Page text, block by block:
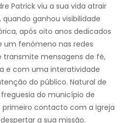
Patrick viu a sua vida atrair
ganhou visibilidade
após oito anos dedicados
um fenómeno nas redes
transmite mensagens de fé,
e com uma interatividade
do público. Natural de
do município de
primeiro contacto com a Igreja
a sua missão.